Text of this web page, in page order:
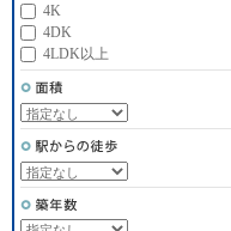
4K
4DK
4LDK以上